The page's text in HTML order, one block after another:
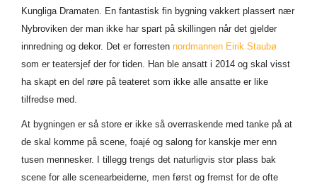
Kungliga Dramaten. En fantastisk fin bygning vakkert plassert nær
Nybroviken der man ikke har spart på skillingen når det gjelder
innredning og dekor. Det er forresten nordmannen Eirik Staubø
som er teatersjef der for tiden. Han ble ansatt i 2014 og skal visst
ha skapt en del røre på teateret som ikke alle ansatte er like
tilfredse med.
At bygningen er så store er ikke så overraskende med tanke på at
de skal komme på scene, foajé og salong for kanskje mer enn
tusen mennesker. I tillegg trengs det naturligvis stor plass bak
scene for alle scenearbeiderne, men først og fremst for de ofte